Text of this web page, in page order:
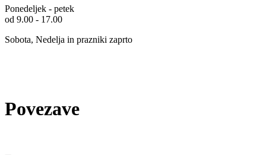
Ponedeljek - petek
od 9.00 - 17.00
Sobota, Nedelja in prazniki zaprto
Povezave